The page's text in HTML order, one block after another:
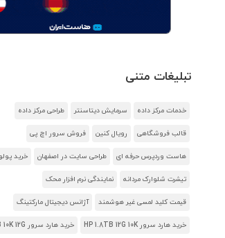
تبلیغات متنی
خدمات مرکز داده سرمایش دیتاسنتر طراحی مرکز داده
قالب فروشگاهی رویال کنین فروش سرور اچ پی
هاست وردپرس حرفه ای طراحی سایت در اصفهان خرید
تیشرت شلوارک مردانه نمایندگی نرم افزار محک
قیمت کلید لمسی غیر هوشمند آژانس دیجیتال مارکتینگ
خرید هارد سرور HP 1.8TB 12G 10K خرید هارد سرور HP 1.2TB 10K 12G